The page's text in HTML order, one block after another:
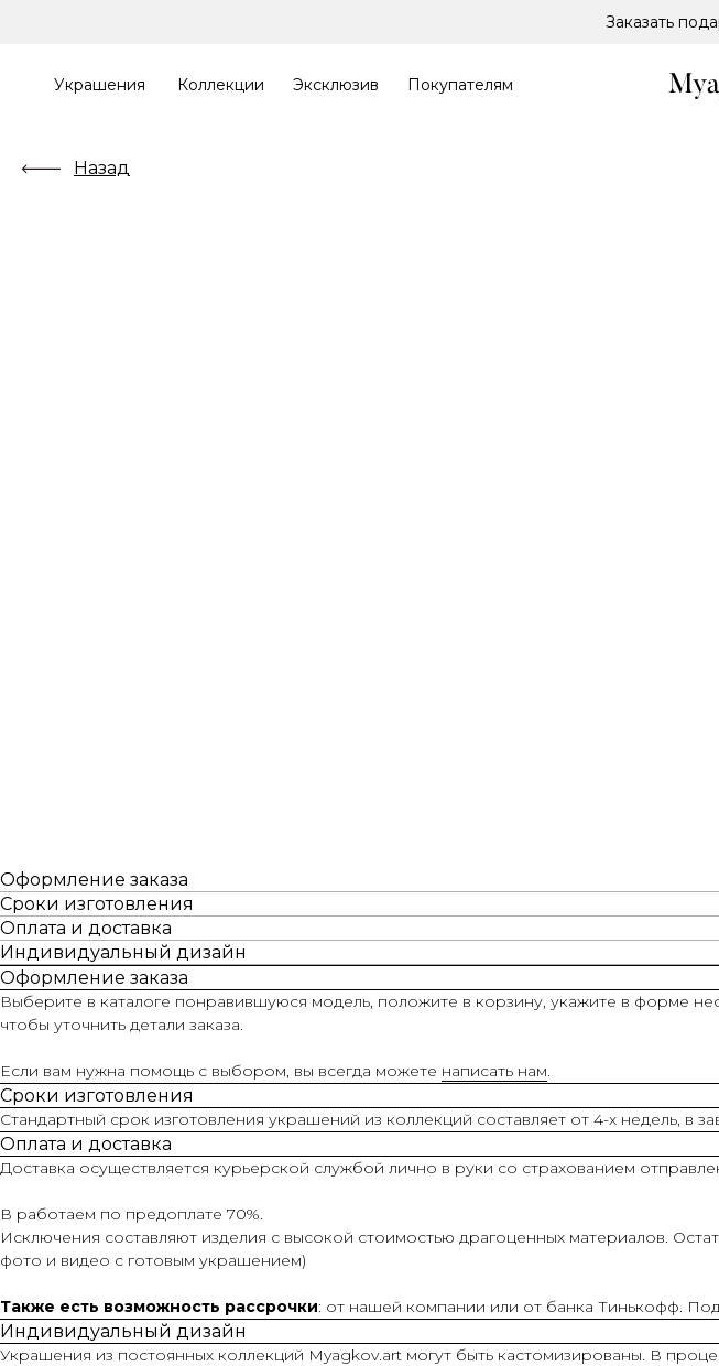
Заказать
Покупателям
Коллекции Эксклюзив
Украшения
Назад
Оформление заказа
Сроки изготовления
Оплата и доставка
Индивидуальный дизайн
Оформление заказа
Выберите в каталоге понравившуюся модель, положите в корзину, укажите в форме
чтобы уточнить детали заказа.
Если вам нужна помощь с выбором, вы всегда можете написать нам.
Сроки изготовления
Стандартный срок изготовления украшений из коллекций составляет от 4-х недель, в
Оплата и доставка
Доставка осуществляется курьерской службой лично в руки со страхованием
В работаем по предоплате 70%.
Исключения составляют изделия с высокой стоимостью драгоценных материалов.
фото и видео с готовым украшением)
Также есть возможность рассрочки: от нашей компании или от банка Тинькофф.
Индивидуальный дизайн
Украшения из постоянных коллекций Myagkov.art могут быть кастомизированы. В